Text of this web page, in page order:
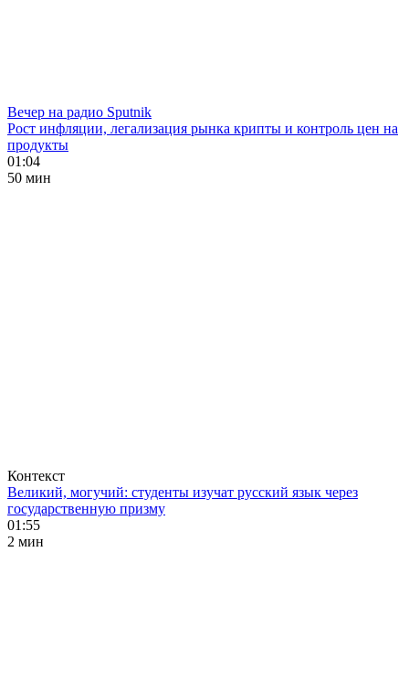
Вечер на радио Sputnik
Рост инфляции, легализация рынка крипты и контроль цен на
продукты
01:04
50 мин
Контекст
Великий, могучий: студенты изучат русский язык через
государственную призму
01:55
2 мин